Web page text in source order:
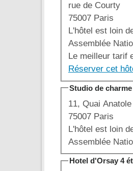
rue de Courty
75007 Paris
L'hôtel est loin
Assemblée
Le meilleur tarif
Réserver cet
Studio de
11, Quai
75007 Paris
L'hôtel est loin
Assemblée
Hotel d'Orsay 4